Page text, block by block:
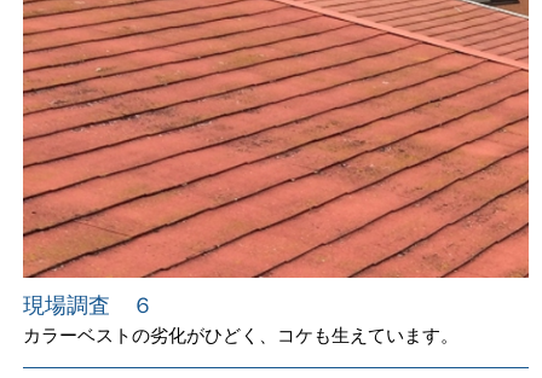
現場調査 ６
カラーベストの劣化がひどく、コケも生えています。